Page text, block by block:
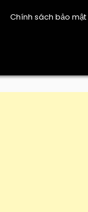
Chính sách bảo mật